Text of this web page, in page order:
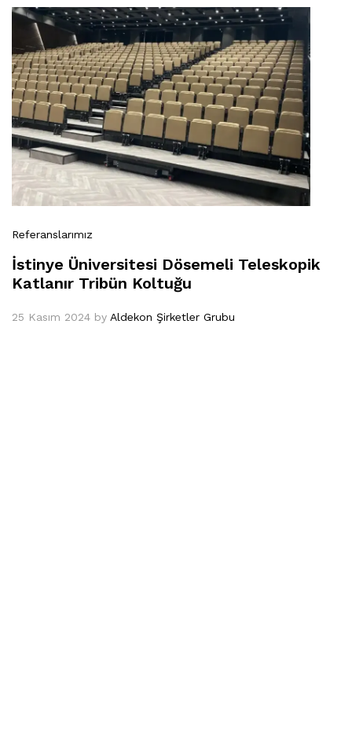
Referanslarımız
İstinye Üniversitesi Dösemeli Teleskopik
Katlanır Tribün Koltuğu
25 Kasım 2024 by Aldekon Şirketler Grubu